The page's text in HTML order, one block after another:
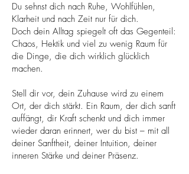
Du sehnst dich nach Ruhe, Wohlfühlen,
Klarheit und nach Zeit nur für dich.
Doch dein Alltag spiegelt oft das Gegenteil:
Chaos, Hektik und viel zu wenig Raum für
die Dinge, die dich wirklich glücklich
machen.
Stell dir vor, dein Zuhause wird zu einem
Ort, der dich stärkt. Ein Raum, der dich sanft
auffängt, dir Kraft schenkt und dich immer
wieder daran erinnert, wer du bist – mit all
deiner Sanftheit, deiner Intuition, deiner
inneren Stärke und deiner Präsenz.